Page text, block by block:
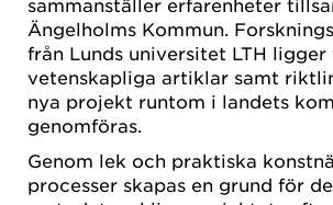
sammanställer erfarenheter
Ängelholms Kommun.
från Lunds universitet LTH
vetenskapliga artiklar samt
nya projekt runtom i landets
genomföras.
Genom lek och praktiska
processer skapas en grund för